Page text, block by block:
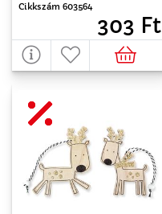
Cikkszám 603564
303 Ft